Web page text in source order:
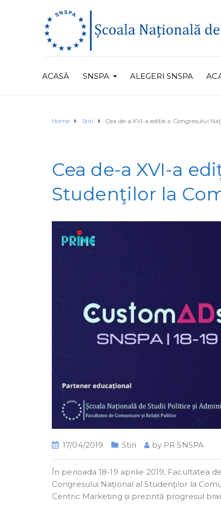
ACASĂ SNSPA ALEGERI SNSPA
Home Stiri Cea de-a XVI-a ediție a Congresului
Cea de-a XVI-a
Studenţilor la
17/04/2019 Stiri by PR SNSPA
În perioada 18-19 aprilie 2019, Facultatea
Congresului Naţional al Studenţilor la
Centric Marketing și prezintă progresul